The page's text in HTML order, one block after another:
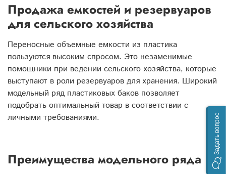
Продажа емкостей и резервуаров
для сельского хозяйства
Переносные объемные емкости из пластика
пользуются высоким спросом. Это незаменимые
помощники при ведении сельского хозяйства, которые
выступают в роли резервуаров для хранения. Широкий
модельный ряд пластиковых баков позволяет
подобрать оптимальный товар в соответствии с
личными требованиями.
Преимущества модельного ряда
Задать вопрос